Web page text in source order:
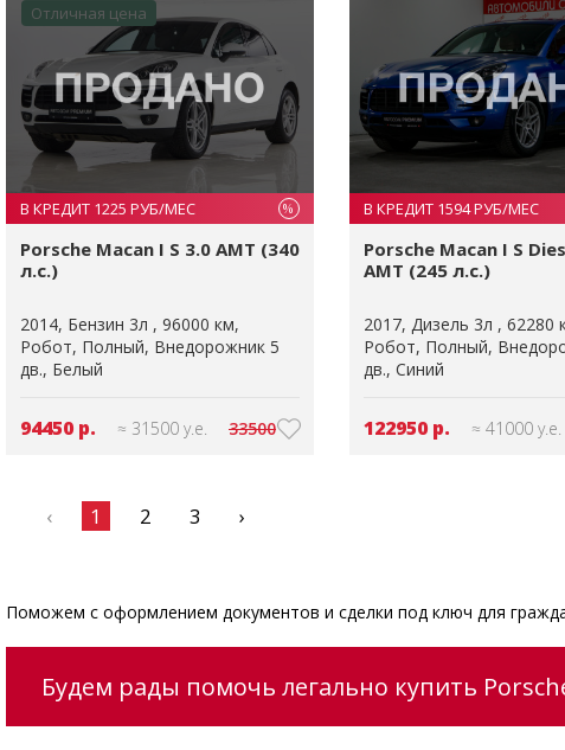
Отличная цена
В КРЕДИТ 1225 РУБ/МЕС %
Porsche Macan I S 3.0 AMT (340
л.с.)
2014 Бензин 3л
96000 км
Робот Полный Внедорожник 5
дв. Белый
94450 р. ≈ 31500 у.е. 33500
В КРЕДИТ 1594 РУБ/МЕС
Porsche Macan I S
AMT (245 л.с.)
2017 Дизель 3л
62280
Робот Полный
дв. Синий
122950 р. ≈ 41000 у.е.
‹ 1 2 3 ›
Поможем с оформлением документов и сделки под ключ для
Будем рады помочь легально купить